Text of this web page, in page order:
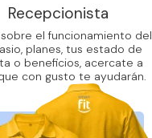
Recepcionista
el funcionamiento del
planes, tus estado de
o beneficios, acercate a
con gusto te ayudarán.